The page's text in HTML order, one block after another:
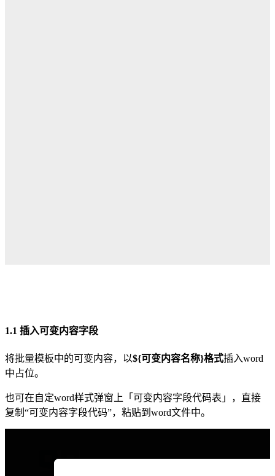
1.1 插入可变内容字段
将批量模板中的可变内容，以${可变内容名称}格式插入word
中占位。
也可在自定word样式弹窗上「可变内容字段代码表」，直接
复制“可变内容字段代码”，粘贴到word文件中。